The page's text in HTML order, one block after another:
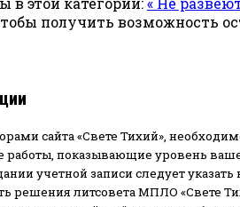
получить возможность
сайта «Свете Тихий»,
работы, показывающие уровень
учетной записи следует
решения литсовета МПЛО «Свете